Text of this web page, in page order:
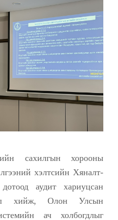
сахилгын хорооны
хэлтсийн Хяналт-
аудит хариуцсан
хийж, Олон Улсын
ач холбогдлыг